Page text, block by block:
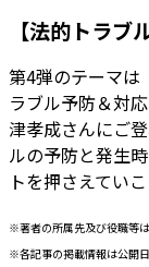
【法的トラ
第4弾のテーマは
ラブル予防＆対
津孝成さんにご
ルの予防と発生
トを押さえていこ
※著者の所属先及び役職等
※各記事の掲載情報は公開日